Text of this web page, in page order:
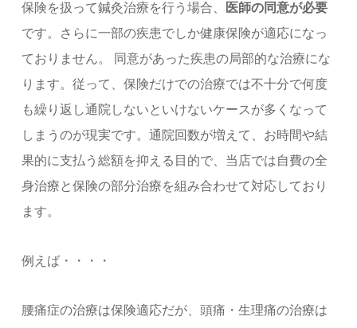
保険を扱って鍼灸治療を行う場合、
医師の同意が必要
です。さらに一部の疾患でしか健康保険が適応になっ
ておりません。 同意があった疾患の局部的な治療にな
ります。従って、保険だけでの治療では不十分で何度
も繰り返し通院しないといけないケースが多くなって
しまうのが現実です。通院回数が増えて、お時間や結
果的に支払う総額を抑える目的で、当店では自費の全
身治療と保険の部分治療を組み合わせて対応しており
ます。
例えば・・・・
腰痛症の治療は保険適応だが、頭痛・生理痛の治療は